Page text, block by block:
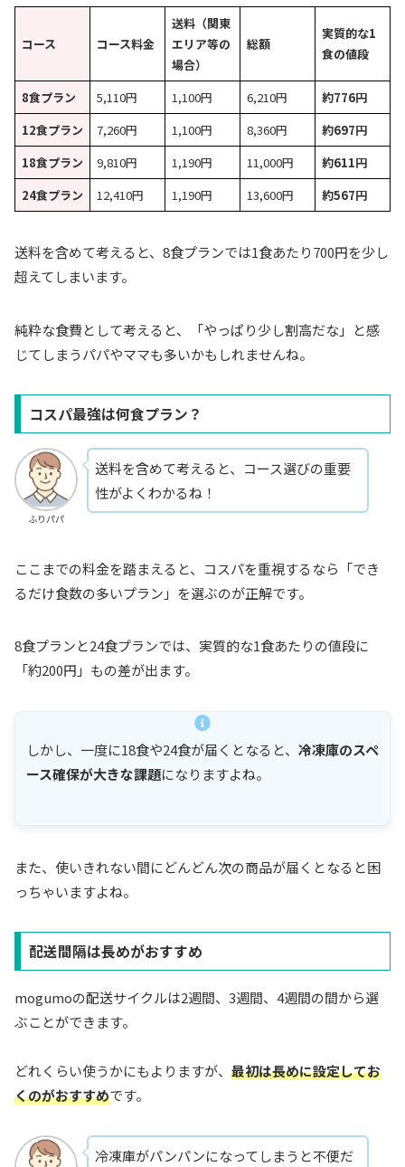
コース コース料金
送料（関東
エリア等の
場合）
総額
実質的な1
食の値段
8食プラン 5,110円 1,100円 6,210円
約776円
12食プラン
7,260円 1,100円 8,360円
約697円
18食プラン
9,810円 1,190円 11,000円
約611円
24食プラン
12,410円 1,190円 13,600円 約567円
送料を含めて考えると、8食プランでは1食あたり700円を少し
超えてしまいます。
純粋な食費として考えると、「やっぱり少し割高だな」と感
じてしまうパパやママも多いかもしれませんね。
コスパ最強は何食プラン？
ふりパパ
送料を含めて考えると、コース選びの重要
性がよくわかるね！
ここまでの料金を踏まえると、コスパを重視するなら「でき
るだけ食数の多いプラン」を選ぶのが正解です。
8食プランと24食プランでは、実質的な1食あたりの値段に
「約200円」もの差が出ます。
しかし、一度に18食や24食が届くとなると、 冷凍庫のスペ
ース確保が大きな課題になりますよね。
また、使いきれない間にどんどん次の商品が届くとなると困
っちゃいますよね。
配送間隔は長めがおすすめ
mogumoの配送サイクルは2週間、3週間、4週間の間から選
ぶことができます。
どれくらい使うかにもよりますが、 最初は長めに設定してお
くのがおすすめです。
冷凍庫がパンパンになってしまうと不便だ